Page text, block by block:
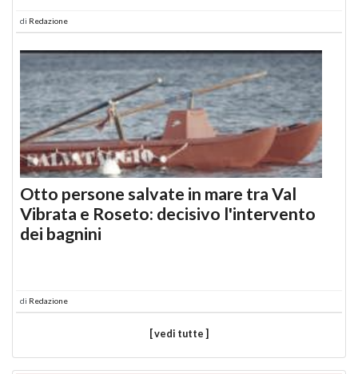
di Redazione
Otto persone salvate in mare tra Val
Vibrata e Roseto: decisivo l'intervento
dei bagnini
di Redazione
[ vedi tutte ]